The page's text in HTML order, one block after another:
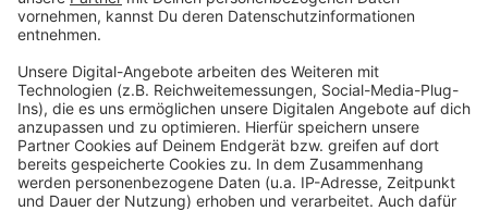
Anzeige
Anzeige